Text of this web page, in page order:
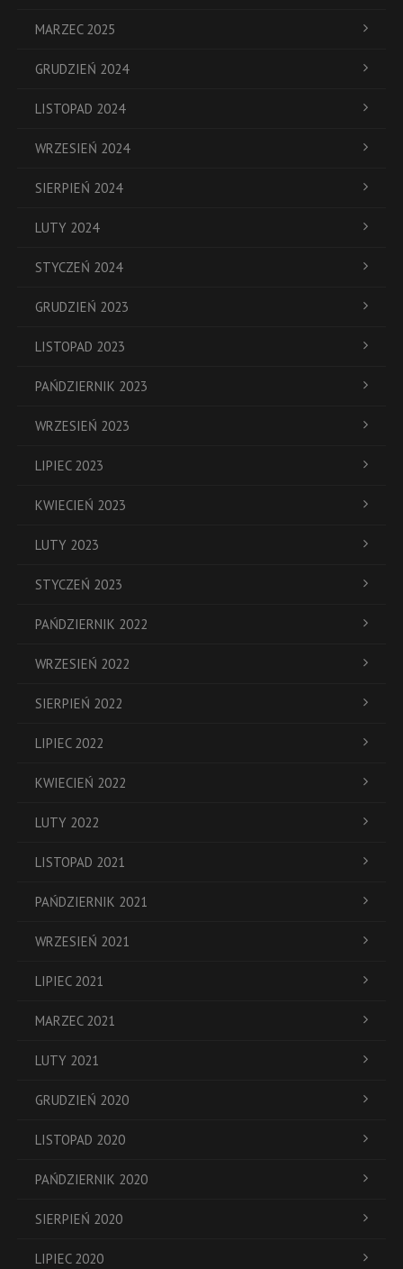
MARZEC 2025
GRUDZIEŃ 2024
LISTOPAD 2024
WRZESIEŃ 2024
SIERPIEŃ 2024
LUTY 2024
STYCZEŃ 2024
GRUDZIEŃ 2023
LISTOPAD 2023
PAŃDZIERNIK 2023
WRZESIEŃ 2023
LIPIEC 2023
KWIECIEŃ 2023
LUTY 2023
STYCZEŃ 2023
PAŃDZIERNIK 2022
WRZESIEŃ 2022
SIERPIEŃ 2022
LIPIEC 2022
KWIECIEŃ 2022
LUTY 2022
LISTOPAD 2021
PAŃDZIERNIK 2021
WRZESIEŃ 2021
LIPIEC 2021
MARZEC 2021
LUTY 2021
GRUDZIEŃ 2020
LISTOPAD 2020
PAŃDZIERNIK 2020
SIERPIEŃ 2020
LIPIEC 2020